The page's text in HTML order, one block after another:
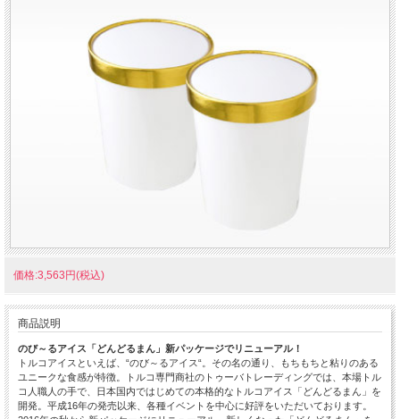
価格:3,563円(税込)
商品説明
のび～るアイス「どんどるまん」新パッケージでリニューアル！
トルコアイスといえば、“のび～るアイス“。その名の通り、もちもちと粘りのある
ユニークな食感が特徴。トルコ専門商社のトゥーバトレーディングでは、本場トル
コ人職人の手で、日本国内ではじめての本格的なトルコアイス「どんどるまん」を
開発。平成16年の発売以来、各種イベントを中心に好評をいただいております。